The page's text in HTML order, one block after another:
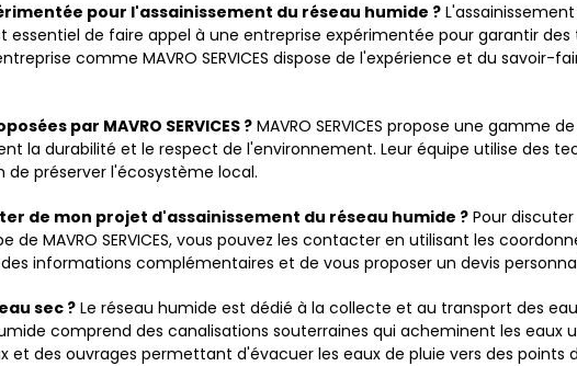
pour l'assainissement du réseau humide ?
de faire appel à une entreprise expérimentée pour garantir des
comme MAVRO SERVICES dispose de l'expérience et du savoir-
par MAVRO SERVICES ? MAVRO SERVICES propose une gamme
la durabilité et le respect de l'environnement. Leur équipe utilise des
préserver l'écosystème local.
de mon projet d'assainissement du réseau humide ?Pour
MAVRO SERVICES, vous pouvez les contacter en utilisant les
informations complémentaires et de vous proposer un devis
sec ? Le réseau humide est dédié à la collecte et au transport des
comprend des canalisations souterraines qui acheminent les eaux
des ouvrages permettant d'évacuer les eaux de pluie vers des points